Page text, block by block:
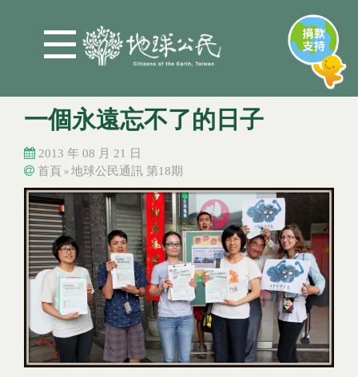
一個永遠忘不了的日子
2013 年 08 月 21 日
您在這裡
首頁 » 地球公民通訊 第18期
您在這裡